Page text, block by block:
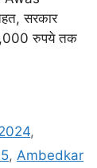
सरकार
रुपये तक
,
, Ambedkar